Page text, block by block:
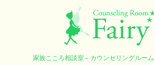
家族こころ相談室 – カウンセリングルー